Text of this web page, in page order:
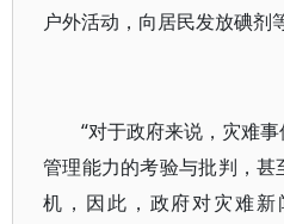
户外活动，向居民发放碘剂
“对于政府来说，灾难
管理能力的考验与批判，
机，因此，政府对灾难